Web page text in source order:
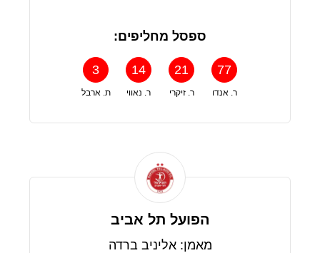
ספסל מחליפים:
3
ת. ארבל
14
ר. נאווי
21
ר. זיקרי
77
ר. אנדו
הפועל תל אביב
מאמן: אליניב ברדה